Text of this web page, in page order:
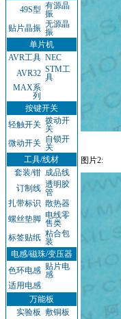
49S型 有源晶
振
贴片晶振 无源晶
振
单片机
AVR工具 NEC
AVR32 STM工
具
MAX系
列
按键开关
轻触开关 拨动开
关
微动开关 自锁开
关
工具/线材
套装/钳 成品线
订制线 透明胶
管
扎带标识 散热器
螺丝垫脚 电线零
售类
标签贴纸 粘合包
装
电感/磁珠/变压器
色环电感 贴片电
感
适用电感
万能板
实验板 敷铜板
图片2: